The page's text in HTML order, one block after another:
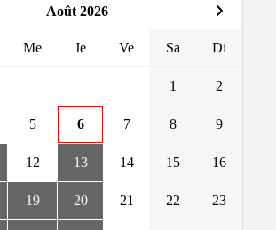
Août 2026
Me Je Ve Sa Di
1 2
5 6 7 8 9
12 13 14 15 16
19 20 21 22 23